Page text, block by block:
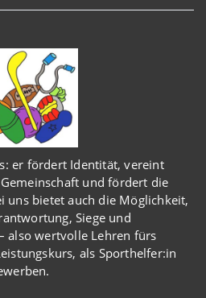
er fördert Identität, vereint
und fördert die
uns bietet auch die Möglichkeit,
Siege und
also wertvolle Lehren fürs
als Sporthelfer:in